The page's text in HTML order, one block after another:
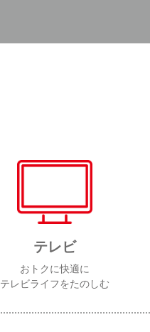
テレビ
おトクに快適に
テレビライフをたのしむ